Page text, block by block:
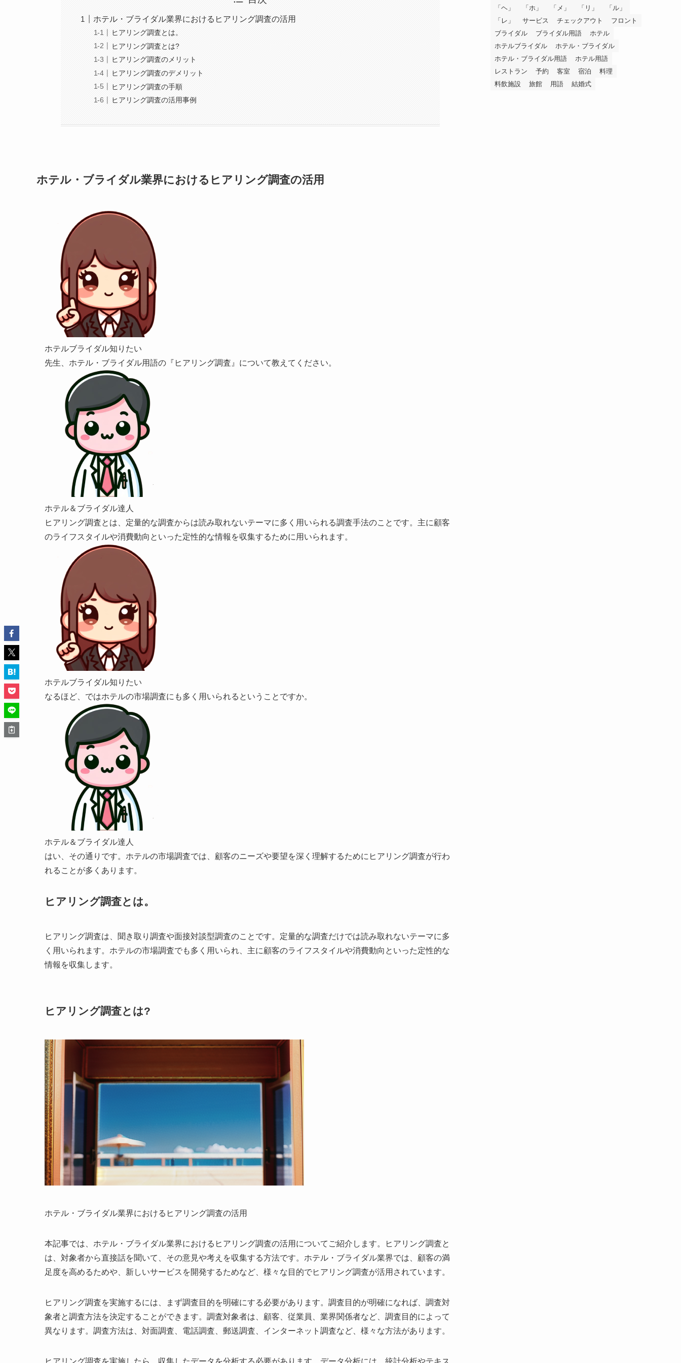
ホテル・ブライダル業界におけるヒアリング調査の活用
ヒアリング調査とは。
ヒアリング調査とは?
ヒアリング調査のメリット
ヒアリング調査のデメリット
ヒアリング調査の手順
ヒアリング調査の活用事例
ホテル・ブライダル業界におけるヒアリング調査の活用
ホテルブライダル知りたい
先生、ホテル・ブライダル用語の『ヒアリング調査』について教えてください。
ホテル＆ブライダル達人
ヒアリング調査とは、定量的な調査からは読み取れないテーマに多く用いられる調査手法のことです。主に顧客
のライフスタイルや消費動向といった定性的な情報を収集するために用いられます。
ホテルブライダル知りたい
なるほど、ではホテルの市場調査にも多く用いられるということですか。
ホテル＆ブライダル達人
はい、その通りです。ホテルの市場調査では、顧客のニーズや要望を深く理解するためにヒアリング調査が行わ
れることが多くあります。
ヒアリング調査とは。
ヒアリング調査は、聞き取り調査や面接対談型調査のことです。定量的な調査だけでは読み取れないテーマに多
く用いられます。ホテルの市場調査でも多く用いられ、主に顧客のライフスタイルや消費動向といった定性的な
情報を収集します。
ヒアリング調査とは?
ホテル・ブライダル業界におけるヒアリング調査の活用
本記事では、ホテル・ブライダル業界におけるヒアリング調査の活用についてご紹介します。ヒアリング調査と
は、対象者から直接話を聞いて、その意見や考えを収集する方法です。ホテル・ブライダル業界では、顧客の満
足度を高めるためや、新しいサービスを開発するためなど、様々な目的でヒアリング調査が活用されています。
ヒアリング調査を実施するには、まず調査目的を明確にする必要があります。調査目的が明確になれば、調査対
象者と調査方法を決定することができます。調査対象者は、顧客、従業員、業界関係者など、調査目的によって
異なります。調査方法は、対面調査、電話調査、郵送調査、インターネット調査など、様々な方法があります。
ヒアリング調査を実施したら、収集したデータを分析する必要があります。データ分析には、統計分析やテキス
「ヘ」 「ホ」 「メ」 「リ」
「ル」
「レ」
サービス チェックアウト
フロント
ブライダル
ブライダル用語
ホテル
ホテルブライダル
ホテル・ブライダル
ホテル・ブライダル用語
ホテル用語
レストラン
予約 客室 宿泊
料理
料飲施設
旅館 用語 結婚式